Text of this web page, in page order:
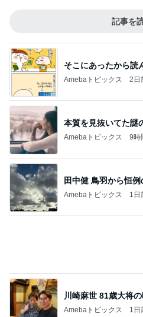
記事を
そこにあったから読
Amebaトピックス 2日
本質を見抜いてた謎
Amebaトピックス 9時
田中健 鳥羽から恒
Amebaトピックス 1日
川崎麻世 81歳大将
Amebaトピックス 1日